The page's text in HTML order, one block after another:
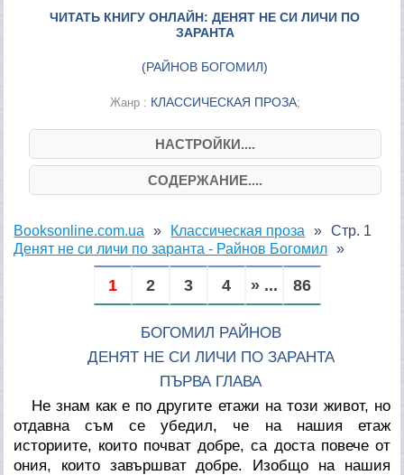
ЧИТАТЬ КНИГУ ОНЛАЙН: ДЕНЯТ НЕ СИ ЛИЧИ ПО
ЗАРАНТА
(РАЙНОВ БОГОМИЛ)
Жанр : КЛАССИЧЕСКАЯ ПРОЗА;
НАСТРОЙКИ....
СОДЕРЖАНИЕ....
Booksonline.com.ua
Классическая проза
Денят не си личи по заранта - Райнов Богомил
Стр. 1
1 2 3 4 » ... 86
БОГОМИЛ РАЙНОВ
ДЕНЯТ НЕ СИ ЛИЧИ ПО ЗАРАНТА
ПЪРВА ГЛАВА
Не знам как е по другите етажи на този живот, но
отдавна съм се убедил, че на нашия етаж
историите, които почват добре, са доста повече от
ония, които завършват добре. Изобщо на нашия